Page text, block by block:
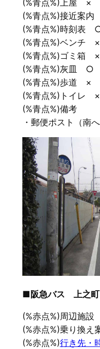
(%青点%)上屋 ×
(%青点%)接近案
(%青点%)時刻表
(%青点%)ベンチ ×
(%青点%)ゴミ箱 ×
(%青点%)灰皿 ○
(%青点%)歩道 ×
(%青点%)トイレ ×
(%青点%)備考
・郵便ポスト（南
■阪急バス 上之町
(%赤点%)周辺施
(%赤点%)乗り換
(%赤点%)行き先・